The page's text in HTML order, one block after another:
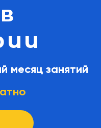
месяц занятий